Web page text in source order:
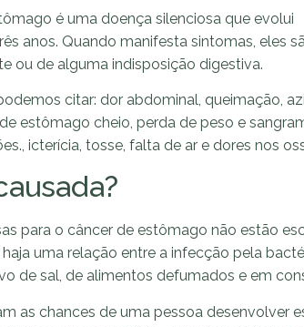
é uma doença silenciosa que evolui
anos. Quando manifesta sintomas, eles
ou de alguma indisposição digestiva.
citar: dor abdominal, queimação,
estômago cheio, perda de peso e
icterícia, tosse, falta de ar e dores nos
para o câncer de estômago não estão
uma relação entre a infecção pela
de sal, de alimentos defumados e em
as chances de uma pessoa desenvolver